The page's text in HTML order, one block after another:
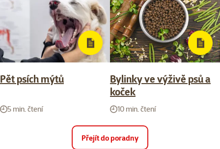
Pět psích mýtů
5 min. čtení
Bylinky ve výživě psů a
koček
10 min. čtení
Přejít do poradny